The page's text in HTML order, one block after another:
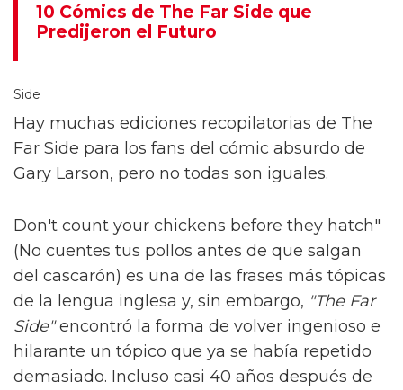
10 Cómics de The Far Side que
Predijeron el Futuro
Side
Hay muchas ediciones recopilatorias de The
Far Side para los fans del cómic absurdo de
Gary Larson, pero no todas son iguales.
Don't count your chickens before they hatch"
(No cuentes tus pollos antes de que salgan
del cascarón) es una de las frases más tópicas
de la lengua inglesa y, sin embargo, "The Far
Side"encontró la forma de volver ingenioso e
hilarante un tópico que ya se había repetido
demasiado. Incluso casi 40 años después de